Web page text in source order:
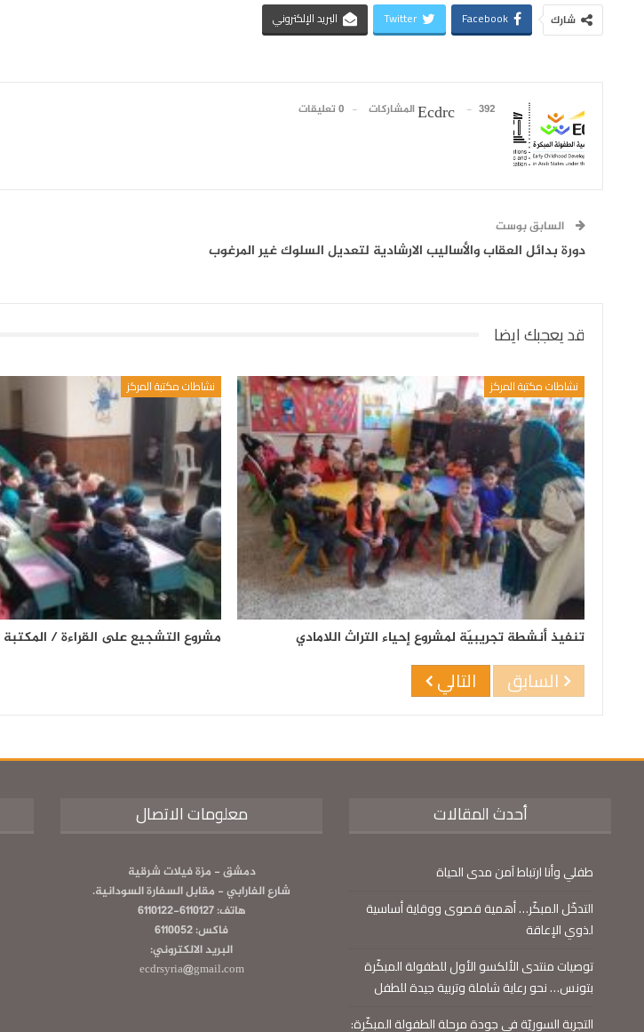
شارك Facebook
Twitter البريد الإلكتروني
Ecdrc 392 المشاركات 0 تعليقات
السابق بوست
دورة بدائل العقاب والأساليب الارشادية لتعديل السلوك غير المرغوب
قد يعجبك ايضا
نشاطات مكتبة المركز
تنفيذ أنشطة تجريبيّة لمشروع إحياء التراث اللامادي
نشاطات مكتبة المركز
مشروع التشجيع على القراءة / المكتبة
السابق التالي
أحدث المقالات
طفلي وأنا ارتباط آمن مدى الحياة
التدخّل المبكّر… أهمية قصوى ووقاية أساسية
لذوي الإعاقة
توصيات منتدى الألكسو الأول للطفولة المبكّرة
بتونس… نحو رعاية شاملة وتربية جيدة للطفل
التجربة السوريّة في جودة مرحلة الطفولة المبكّرة:
معلومات الاتصال
دمشق - مزة فيلات شرقية
شارع الفارابي - مقابل السفارة السودانية.
هاتف: 6110127-6110122
فاكس: 6110052
البريد الالكتروني:
ecdrsyria@gmail.com